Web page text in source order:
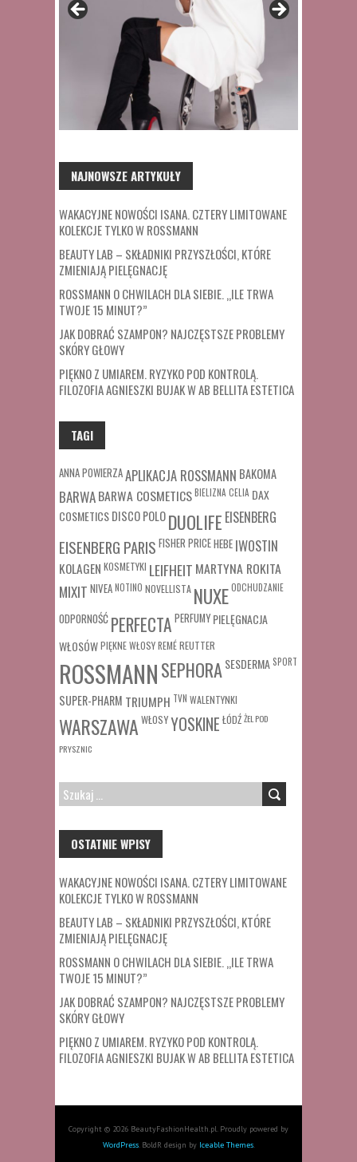
NAJNOWSZE ARTYKUŁY
WAKACYJNE NOWOŚCI ISANA. CZTERY LIMITOWANE
KOLEKCJE TYLKO W ROSSMANN
BEAUTY LAB – SKŁADNIKI PRZYSZŁOŚCI, KTÓRE
ZMIENIAJĄ PIELĘGNACJĘ
ROSSMANN O CHWILACH DLA SIEBIE. „ILE TRWA
TWOJE 15 MINUT?”
JAK DOBRAĆ SZAMPON? NAJCZĘSTSZE PROBLEMY
SKÓRY GŁOWY
PIĘKNO Z UMIAREM. RYZYKO POD KONTROLĄ.
FILOZOFIA AGNIESZKI BUJAK W AB BELLITA ESTETICA
TAGI
ANNA POWIERZAAPLIKACJA ROSSMANN BAKOMA
BARWABARWA COSMETICSBIELIZNA CELIA DAX
COSMETICSDISCO POLODUOLIFE EISENBERG
EISENBERG PARIS FISHER PRICEHEBE IWOSTIN
KOLAGEN KOSMETYKI LEIFHEIT MARTYNA ROKITA
MIXIT NIVEANOTINO NOVELLISTA NUXEODCHUDZANIE
ODPORNOŚĆ PERFECTA PERFUMY PIELĘGNACJA
WŁOSÓWPIĘKNE WŁOSYREMÉREUTTER
ROSSMANNSEPHORASESDERMA SPORT
SUPER-PHARM TRIUMPH TVN WALENTYNKI
WARSZAWA WŁOSYYOSKINE ŁÓDŹŻEL POD
PRYSZNIC
SZUKAJ:
OSTATNIE WPISY
WAKACYJNE NOWOŚCI ISANA. CZTERY LIMITOWANE
KOLEKCJE TYLKO W ROSSMANN
BEAUTY LAB – SKŁADNIKI PRZYSZŁOŚCI, KTÓRE
ZMIENIAJĄ PIELĘGNACJĘ
ROSSMANN O CHWILACH DLA SIEBIE. „ILE TRWA
TWOJE 15 MINUT?”
JAK DOBRAĆ SZAMPON? NAJCZĘSTSZE PROBLEMY
SKÓRY GŁOWY
PIĘKNO Z UMIAREM. RYZYKO POD KONTROLĄ.
FILOZOFIA AGNIESZKI BUJAK W AB BELLITA ESTETICA
Copyright © 2026 BeautyFashionHealth.pl. Proudly powered by
WordPress. BoldR design by Iceable Themes.